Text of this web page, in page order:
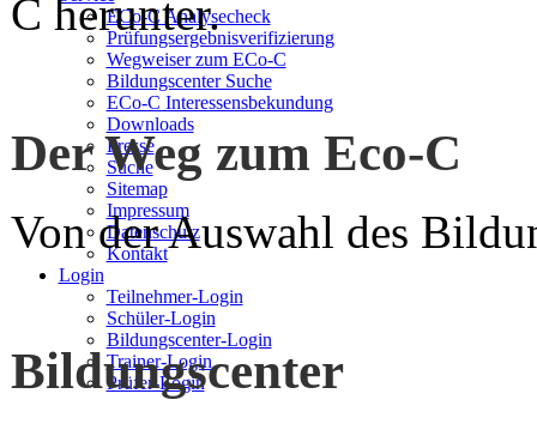
ECo-C Analysecheck
Prüfungsergebnisverifizierung
Wegweiser zum ECo-C
Bildungscenter Suche
ECo-C Interessensbekundung
Downloads
Presse
Suche
Sitemap
Impressum
Datenschutz
Kontakt
Login
Teilnehmer-Login
Schüler-Login
Bildungscenter-Login
Trainer-Login
Prüfer-Login
C herunter.
Der Weg zum Eco-C
Von der Auswahl des
Bildungscenter